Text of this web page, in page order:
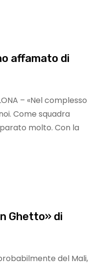
affamato di
– «Nel complesso
Come squadra
molto. Con la
Ghetto» di
del Mali,